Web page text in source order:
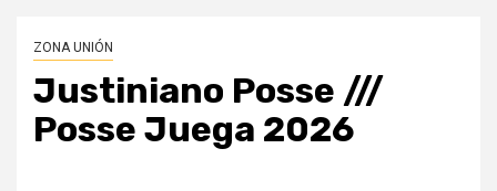
ZONA UNIÓN
Justiniano Posse ///
Posse Juega 2026